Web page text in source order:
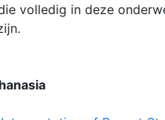
volledig in deze